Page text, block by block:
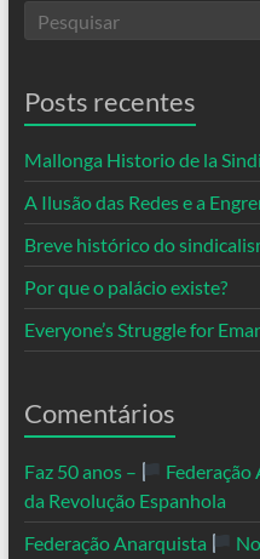
Posts recentes
Mallonga Historio de la
A Ilusão das Redes e a
Breve histórico do
Por que o palácio existe?
Everyone’s Struggle for
Comentários
Faz 50 anos –
da Revolução Espanhola
Federação Anarquista